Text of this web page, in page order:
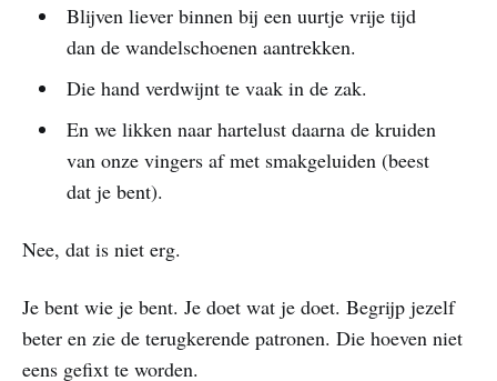
Blijven liever binnen bij een uurtje vrije tijd
dan de wandelschoenen aantrekken.
Die hand verdwijnt te vaak in de zak.
En we likken naar hartelust daarna de kruiden
van onze vingers af met smakgeluiden (beest
dat je bent).
Nee, dat is niet erg.
Je bent wie je bent. Je doet wat je doet. Begrijp jezelf
beter en zie de terugkerende patronen. Die hoeven niet
eens gefixt te worden.